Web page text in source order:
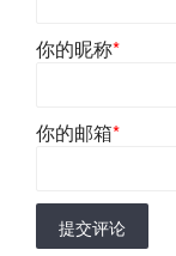
你的昵称*
你的邮箱*
提交评论